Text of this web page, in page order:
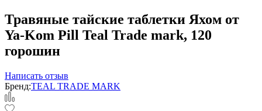
Травяные тайские таблетки Яхом от
Ya-Kom Pill Teal Trade mark, 120
горошин
Написать отзыв
Бренд:TEAL TRADE MARK